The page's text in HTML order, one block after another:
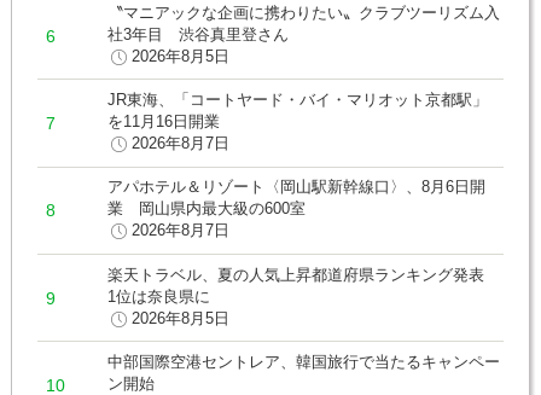
〝マニアックな企画に携わりたい〟クラブツーリズム入
社3年目 渋谷真里登さん
2026年8月5日
JR東海、「コートヤード・バイ・マリオット京都駅」
を11月16日開業
2026年8月7日
アパホテル＆リゾート〈岡山駅新幹線口〉、8月6日開
業 岡山県内最大級の600室
2026年8月7日
楽天トラベル、夏の人気上昇都道府県ランキング発表
1位は奈良県に
2026年8月5日
中部国際空港セントレア、韓国旅行で当たるキャンペー
ン開始